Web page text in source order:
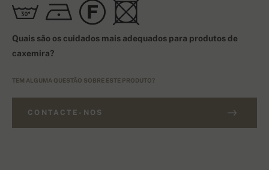
Quais são os cuidados mais adequados para produtos de
caxemira?
TEM ALGUMA QUESTÃO SOBRE ESTE PRODUTO?
CONTACTE-NOS